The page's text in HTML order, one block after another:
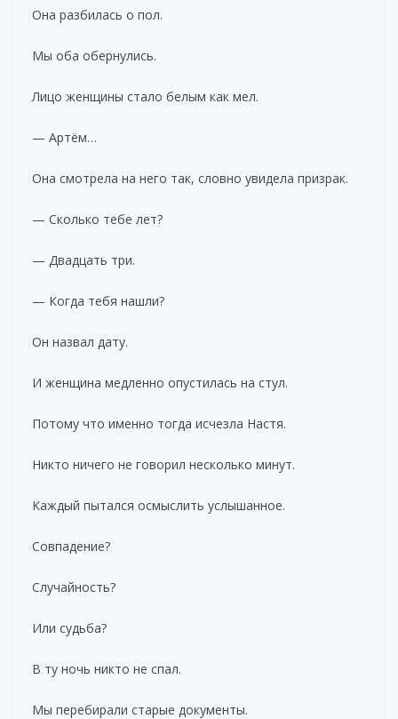
Она разбилась о пол.
Мы оба обернулись.
Лицо женщины стало белым как мел.
— Артём…
Она смотрела на него так, словно увидела призрак.
— Сколько тебе лет?
— Двадцать три.
— Когда тебя нашли?
Он назвал дату.
И женщина медленно опустилась на стул.
Потому что именно тогда исчезла Настя.
Никто ничего не говорил несколько минут.
Каждый пытался осмыслить услышанное.
Совпадение?
Случайность?
Или судьба?
В ту ночь никто не спал.
Мы перебирали старые документы.